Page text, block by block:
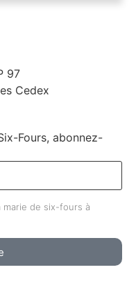
97
Cedex
Fours, abonnez-
de six-fours à